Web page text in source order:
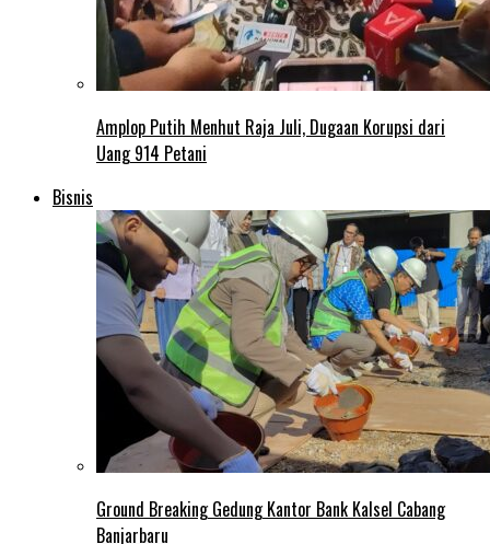
Amplop Putih Menhut Raja Juli, Dugaan Korupsi dari
Uang 914 Petani
Bisnis
Ground Breaking Gedung Kantor Bank Kalsel Cabang
Banjarbaru